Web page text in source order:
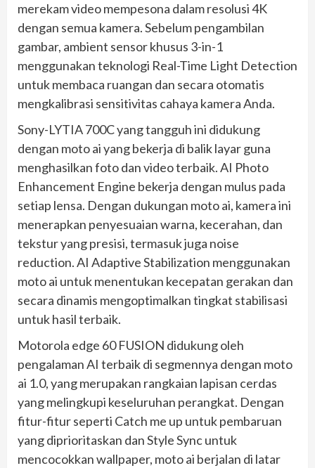
merekam video mempesona dalam resolusi 4K
dengan semua kamera. Sebelum pengambilan
gambar, ambient sensor khusus 3-in-1
menggunakan teknologi Real-Time Light Detection
untuk membaca ruangan dan secara otomatis
mengkalibrasi sensitivitas cahaya kamera Anda.
Sony-LYTIA 700C yang tangguh ini didukung
dengan moto ai yang bekerja di balik layar guna
menghasilkan foto dan video terbaik. AI Photo
Enhancement Engine bekerja dengan mulus pada
setiap lensa. Dengan dukungan moto ai, kamera ini
menerapkan penyesuaian warna, kecerahan, dan
tekstur yang presisi, termasuk juga noise
reduction. AI Adaptive Stabilization menggunakan
moto ai untuk menentukan kecepatan gerakan dan
secara dinamis mengoptimalkan tingkat stabilisasi
untuk hasil terbaik.
Motorola edge 60 FUSION didukung oleh
pengalaman AI terbaik di segmennya dengan moto
ai 1.0, yang merupakan rangkaian lapisan cerdas
yang melingkupi keseluruhan perangkat. Dengan
fitur-fitur seperti Catch me up untuk pembaruan
yang diprioritaskan dan Style Sync untuk
mencocokkan wallpaper, moto ai berjalan di latar